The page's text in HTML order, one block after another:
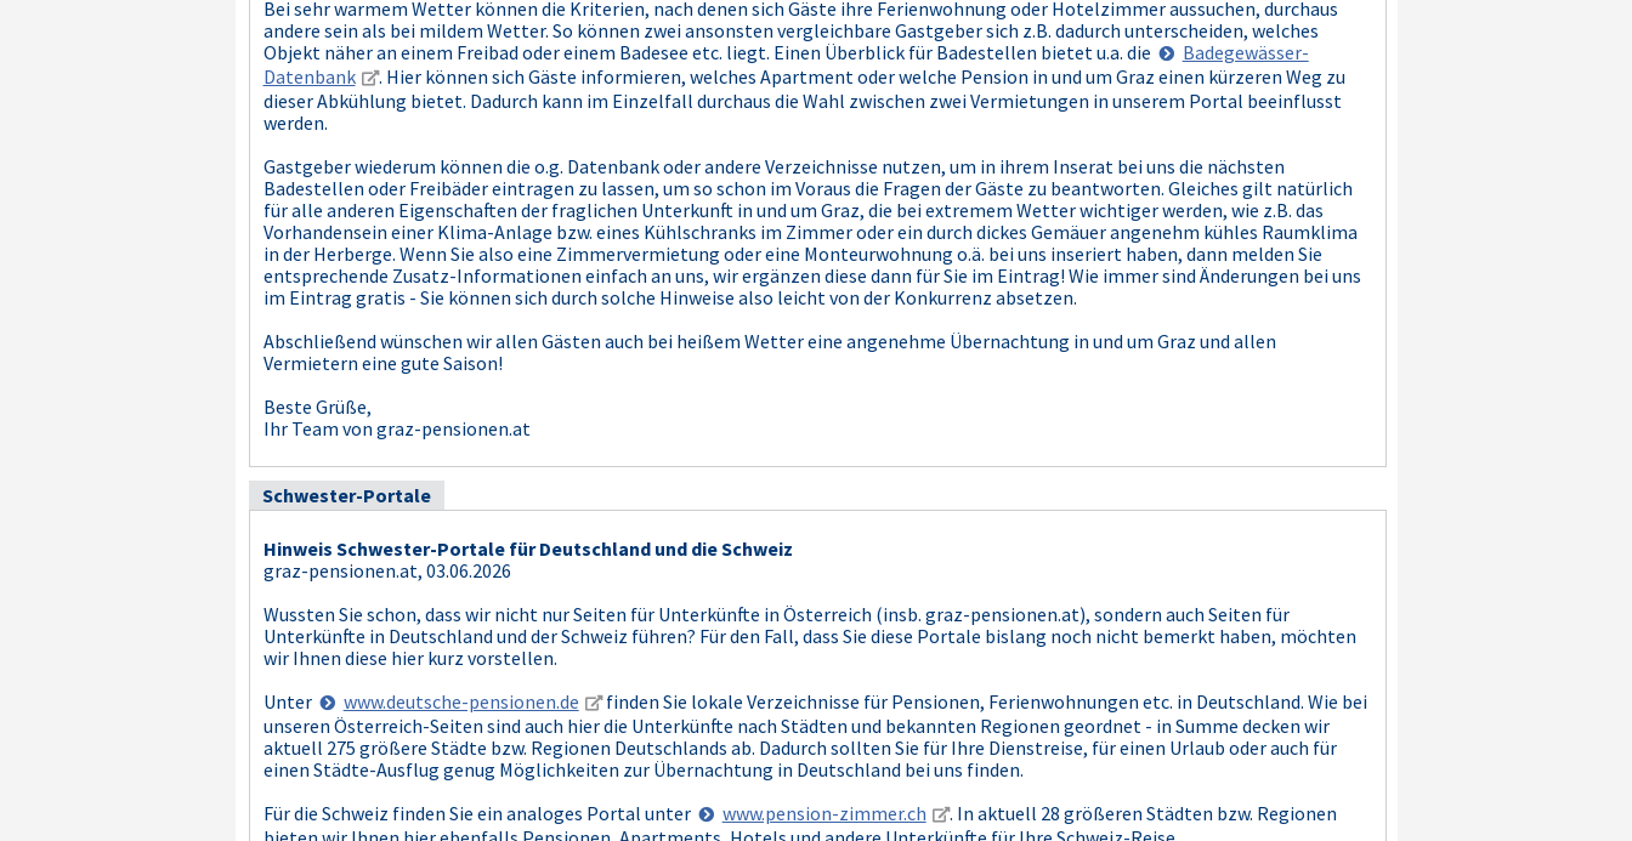
Bei sehr warmem Wetter können die Kriterien, nach denen sich Gäste ihre Ferienwohnung oder Hotelzimmer aussuchen, durchaus
andere sein als bei mildem Wetter. So können zwei ansonsten vergleichbare Gastgeber sich z.B. dadurch unterscheiden, welches
Objekt näher an einem Freibad oder einem Badesee etc. liegt. Einen Überblick für Badestellen bietet u.a. die
Badegewässer-
Datenbank
. Hier können sich Gäste informieren, welches Apartment oder welche Pension in und um Graz einen kürzeren Weg zu
dieser Abkühlung bietet. Dadurch kann im Einzelfall durchaus die Wahl zwischen zwei Vermietungen in unserem Portal beeinflusst
werden.
Gastgeber wiederum können die o.g. Datenbank oder andere Verzeichnisse nutzen, um in ihrem Inserat bei uns die nächsten
Badestellen oder Freibäder eintragen zu lassen, um so schon im Voraus die Fragen der Gäste zu beantworten. Gleiches gilt natürlich
für alle anderen Eigenschaften der fraglichen Unterkunft in und um Graz, die bei extremem Wetter wichtiger werden, wie z.B. das
Vorhandensein einer Klima-Anlage bzw. eines Kühlschranks im Zimmer oder ein durch dickes Gemäuer angenehm kühles Raumklima
in der Herberge. Wenn Sie also eine Zimmervermietung oder eine Monteurwohnung o.ä. bei uns inseriert haben, dann melden Sie
entsprechende Zusatz-Informationen einfach an uns, wir ergänzen diese dann für Sie im Eintrag! Wie immer sind Änderungen bei uns
im Eintrag gratis - Sie können sich durch solche Hinweise also leicht von der Konkurrenz absetzen.
Abschließend wünschen wir allen Gästen auch bei heißem Wetter eine angenehme Übernachtung in und um Graz und allen
Vermietern eine gute Saison!
Beste Grüße,
Ihr Team von graz-pensionen.at
Schwester-Portale
Hinweis Schwester-Portale für Deutschland und die Schweiz
graz-pensionen.at, 03.06.2026
Wussten Sie schon, dass wir nicht nur Seiten für Unterkünfte in Österreich (insb. graz-pensionen.at), sondern auch Seiten für
Unterkünfte in Deutschland und der Schweiz führen? Für den Fall, dass Sie diese Portale bislang noch nicht bemerkt haben, möchten
wir Ihnen diese hier kurz vorstellen.
Unter
www.deutsche-pensionen.de
finden Sie lokale Verzeichnisse für Pensionen, Ferienwohnungen etc. in Deutschland. Wie bei
unseren Österreich-Seiten sind auch hier die Unterkünfte nach Städten und bekannten Regionen geordnet - in Summe decken wir
aktuell 275 größere Städte bzw. Regionen Deutschlands ab. Dadurch sollten Sie für Ihre Dienstreise, für einen Urlaub oder auch für
einen Städte-Ausflug genug Möglichkeiten zur Übernachtung in Deutschland bei uns finden.
Für die Schweiz finden Sie ein analoges Portal unter
www.pension-zimmer.ch
. In aktuell 28 größeren Städten bzw. Regionen